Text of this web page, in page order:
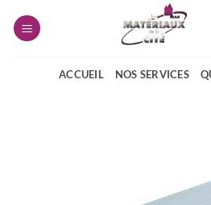
ACCUEIL NOS SERVICES